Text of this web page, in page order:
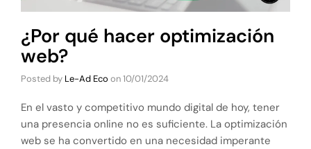
¿Por qué hacer optimización
web?
Posted by Le-Ad Eco on10/01/2024
En el vasto y competitivo mundo digital de hoy, tener
una presencia online no es suficiente. La optimización
web se ha convertido en una necesidad imperante